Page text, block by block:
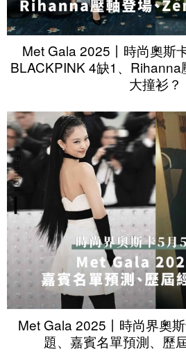
Met Gala 2025丨時尚奧斯
BLACKPINK 4缺1、
大撞衫？
Met Gala 2025丨時尚界奧
題、嘉賓名單預測、歷